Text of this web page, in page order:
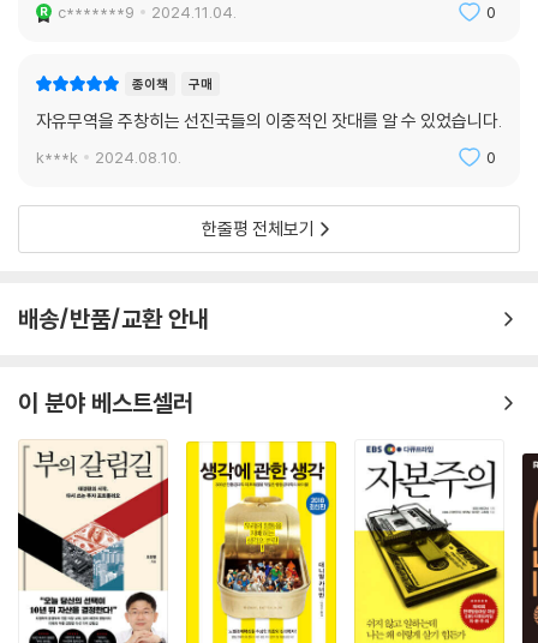
우월한 외국의 생산자들과 경쟁할 수 있는 능력을 갖추기 전까지는 (보호
정책, 보조금을 비롯한 여러 가지 방법을 통해서) 국제 경쟁으로부터 (부
해외의 생산자들과 경쟁할 수 있게 되면 격리 조치는 사라져야 한다. 하지
국제 경쟁에 노출된다면 이런 생산자들은 곧 사라지게 될 것이다. 이것이
내가 이 장의 서두에서 아들 진규를 들먹이면서 제시했던 유치산업에 관한
무역을 권장하면서, 자신들이 모두 완전한 자유 무역은 아니더라도 그에
또한 자립을 했기 때문에 성공한 것이라는 논리를 들이대면서 여섯 살 먹
을 했기 때문에 자립을 한 것이지, 자립을 했기 때문에 성공을 한 것이 아니
다. 하지만 그들은 이 사실을 깨닫지 못한다. 실제로 성공한 사람들은 대부
분 어린 시절에 부모로부터 경제적, 정서적으로 든든한 지원을 받아 온 사
람들이다. 2장에서 논의한 바처럼 부자 나라들은 자국의 생산자들이 준비
를 갖추었을 때에만, 그것도 대개는 점진적으로 무역을 자유화했다. 요컨
대 역사적으로 살펴보면 무역 자유화는 경제 발전의 원인이 아니라 경제
발전의 결과이다.
c*******9 2024.11.04. 0
종이책 구매
자유무역을 주창히는 선진국들의 이중적인 잣대를 알 수 있었습니다.
k***k 2024.08.10. 0
한줄평 전체보기
배송/반품/교환 안내
이 분야 베스트셀러